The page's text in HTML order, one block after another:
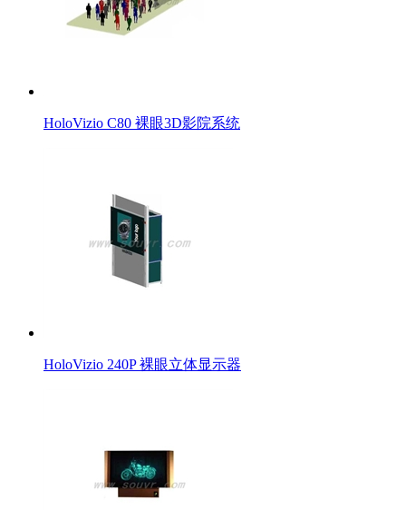
HoloVizio C80 裸眼3D影院系统
HoloVizio 240P 裸眼立体显示器